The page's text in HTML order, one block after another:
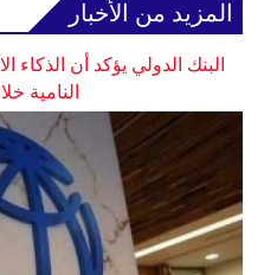
المزيد من الأخبار
البنك الدولي يؤكد أن
النامية